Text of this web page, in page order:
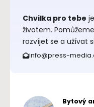
Chvilka pro tebe
životem.
rozvíjet se a užívat
info@press-
Bytový